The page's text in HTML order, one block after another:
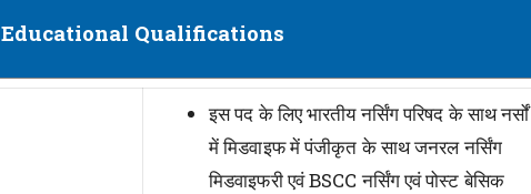
Educational Qualifications
इस पद के लिए भारतीय नर्सिंग परिषद के साथ नर्सों
में मिडवाइफ में पंजीकृत के साथ जनरल नर्सिंग
मिडवाइफरी एवं BSCC नर्सिंग एवं पोस्ट बेसिक